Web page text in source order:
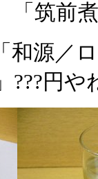
「筑前
和源／
???円や